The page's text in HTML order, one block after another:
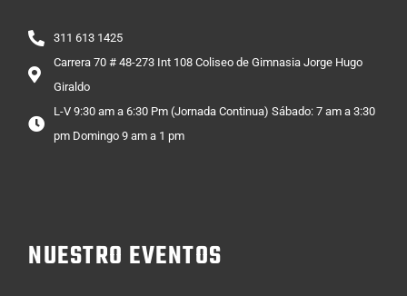
311 613 1425
Carrera 70 # 48-273 Int 108 Coliseo de Gimnasia Jorge Hugo
Giraldo
L-V 9:30 am a 6:30 Pm (Jornada Continua) Sábado: 7 am a 3:30
pm Domingo 9 am a 1 pm
NUESTRO EVENTOS